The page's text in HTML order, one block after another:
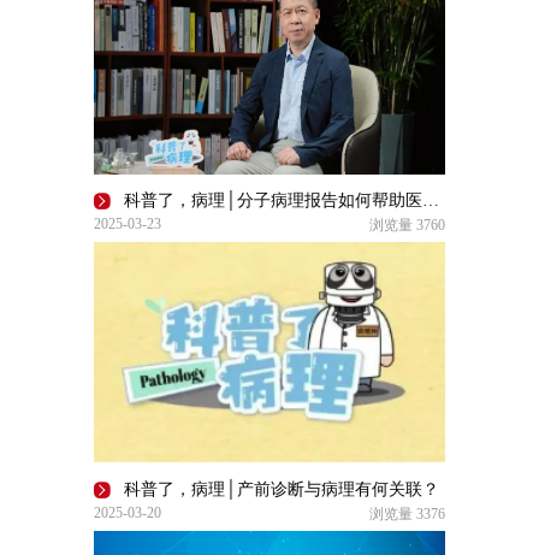
科普了，病理│分子病理报告如何帮助医生为患者制定个性化的治疗方案？
2025-03-23 浏览量 3760
科普了，病理│产前诊断与病理有何关联？
2025-03-20 浏览量 3376